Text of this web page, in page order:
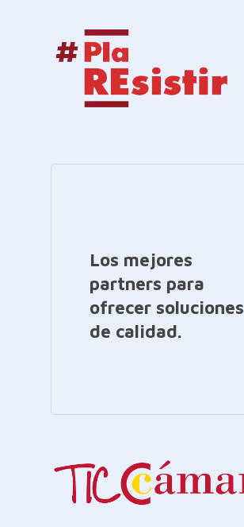
Los mejores
partners para
ofrecer soluciones
de calidad.